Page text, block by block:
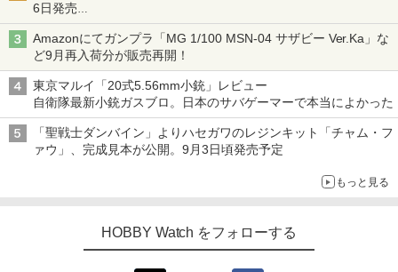
6日発売
チューバ、テナサクなど5種各3色
Amazonにてガンプラ「MG 1/100 MSN-04 サザビー Ver.Ka」な
ど9月再入荷分が販売再開！
東京マルイ「20式5.56mm小銃」レビュー
自衛隊最新小銃ガスブロ。日本のサバゲーマーで本当によかった
「聖戦士ダンバイン」よりハセガワのレジンキット「チャム・フ
ァウ」、完成見本が公開。9月3日頃発売予定
もっと見る
HOBBY Watch をフォローする